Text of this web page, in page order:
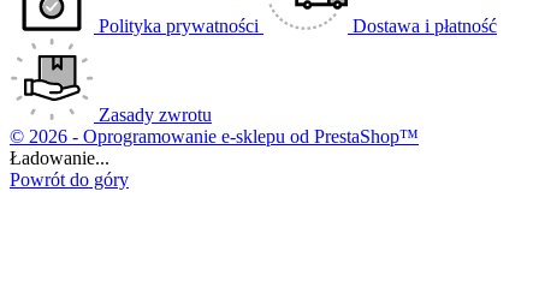
Polityka prywatności Dostawa i płatność
Zasady zwrotu
© 2026 - Oprogramowanie e-sklepu od PrestaShop™
Ładowanie...
Powrót do góry